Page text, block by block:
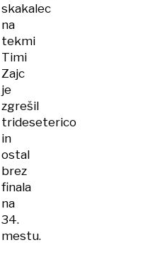
skakalec
na
tekmi
Timi
Zajc
je
zgrešil
trideseterico
in
ostal
brez
finala
na
34.
mestu.